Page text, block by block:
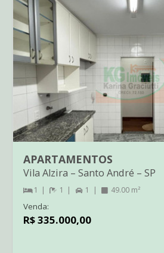
APARTAMENTOS
Vila Alzira – Santo André – SP
1 1 1 49.00 m²
Venda:
R$ 335.000,00